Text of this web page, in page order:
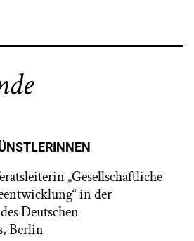
„Gesellschaftliche
in der
Deutschen
Berlin